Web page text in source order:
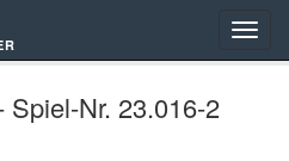
Nr. 23.016-2